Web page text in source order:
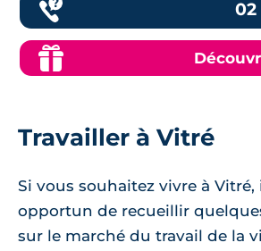
02
Travailler à Vitré
Si vous souhaitez vivre à
opportun de recueillir
sur le marché du travail de la